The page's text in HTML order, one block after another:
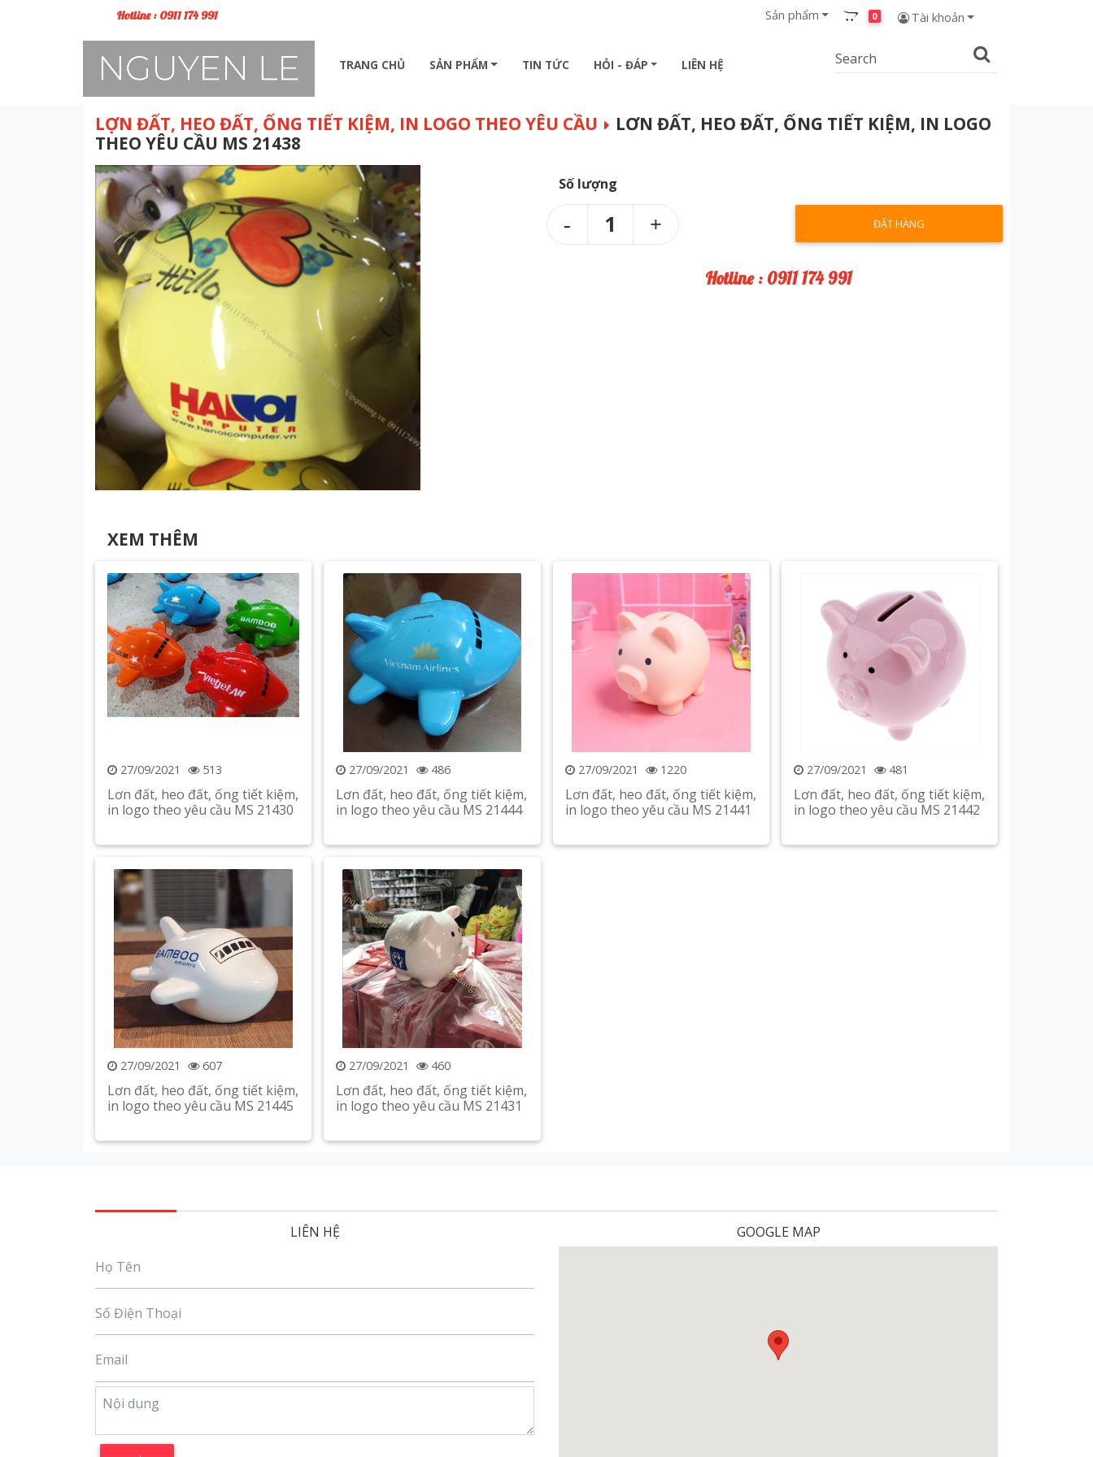
Hotline : 0911 174 991 Sản phẩm 0 Tài khoản
TRANG CHỦ SẢN PHẨM TIN TỨC HỎI - ĐÁP LIÊN HỆ
LỢN ĐẤT, HEO ĐẤT, ỐNG TIẾT KIỆM, IN LOGO THEO YÊU CẦU
LƠN ĐẤT, HEO ĐẤT, ỐNG TIẾT KIỆM, IN LOGO
THEO YÊU CẦU MS 21438
Số lượng
1 ĐẶT HÀNG
Hotline : 0911 174 991
XEM THÊM
27/09/2021 513
Lơn đất, heo đất, ống tiết kiệm,
in logo theo yêu cầu MS 21430
Xem chi tiết
27/09/2021 486
Lơn đất, heo đất, ống tiết kiệm,
in logo theo yêu cầu MS 21444
Xem chi tiết
27/09/2021 1220
Lơn đất, heo đất, ống tiết kiệm,
in logo theo yêu cầu MS 21441
Xem chi tiết
27/09/2021 481
Lơn đất, heo đất, ống tiết kiệm,
in logo theo yêu cầu MS 21442
Xem chi tiết
27/09/2021 607
Lơn đất, heo đất, ống tiết kiệm,
in logo theo yêu cầu MS 21445
Xem chi tiết
27/09/2021 460
Lơn đất, heo đất, ống tiết kiệm,
in logo theo yêu cầu MS 21431
Xem chi tiết
LIÊN HỆ GOOGLE MAP